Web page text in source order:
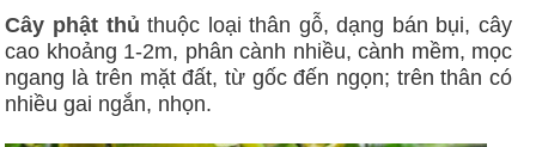
Cây phật thủ thuộc loại thân gỗ, dạng bán bụi, cây
cao khoảng 1-2m, phân cành nhiều, cành mềm, mọc
ngang là trên mặt đất, từ gốc đến ngọn; trên thân có
nhiều gai ngắn, nhọn.